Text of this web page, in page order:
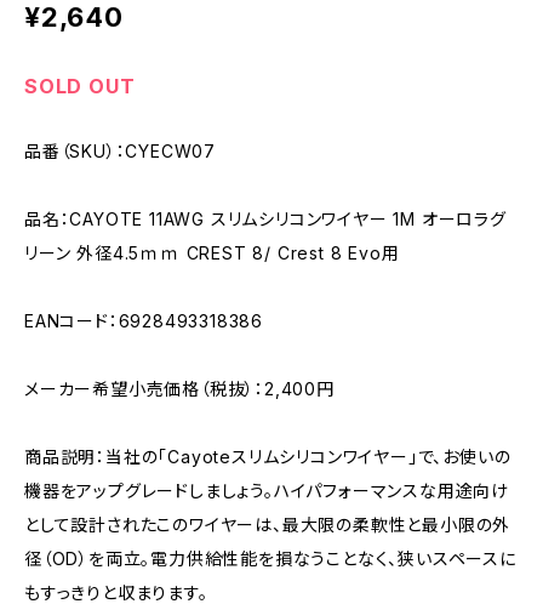
¥2,640
SOLD OUT
品番（SKU）：CYECW07
品名：CAYOTE 11AWG スリムシリコンワイヤー 1M オーロラグ
リーン 外径4.5ｍｍ CREST 8/ Crest 8 Evo用
EANコード：6928493318386
メーカー希望小売価格（税抜）：2,400円
商品説明：当社の「Cayoteスリムシリコンワイヤー」で、お使いの
機器をアップグレードしましょう。ハイパフォーマンスな用途向け
として設計されたこのワイヤーは、最大限の柔軟性と最小限の外
径（OD）を両立。電力供給性能を損なうことなく、狭いスペースに
もすっきりと収まります。